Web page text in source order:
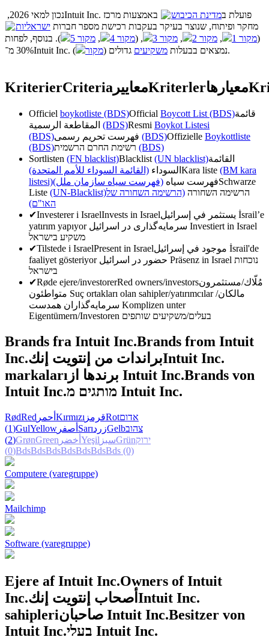
נכון למאי 2026, ‏Intuit Inc. פועלת במדינת הכיבוש
באמצעות מרכז
מחקר ופיתוח, שנוצר בעיקר בעקבות רכישת מספר חברות ישראליות
(מקור 1 , מקור 2 , מקור 3 , (מקור 4 , מקור 5
). בנוסף, לפחות
30% מ־Intuit Inc. נמצאים בבעלות משקיעים גדולים (מקור ).
KriterierCriteria معاييرKriterlerمعیارها
Officiel boykotliste (BDS)Official Boycott List (BDS)قائمة
(BDS)Resmi Boykot Listesi
(BDS)
(BDS)Offizielle Boykottliste
(BDS)
(BDS)
Sortlisten (FN blacklist)Blacklist (UN blacklist)القائمة
السوداء (القائمة السوداء للأمم المتحدة) Kara liste (BM kara
listesi)
فهرست سیاه (فهرست سیاه سازمان ملل)
Schwarze
Liste (UN-Blacklist) הרשימה השחורה (הרשימה השחורה של
האו"ם)
✔Investerer i IsraelInvests in Israel
İsrail’e
yatırım yapıyor
Investiert in Israel
משקיע בישראל
✔Tilstede i IsraelPresent in Israel
İsrail'de
faaliyet gösteriyor
Präsenz in Israel נוכחות
בישראל
✔Røde ejere/investorerRed owners/investorsمُلّاك/مستثمرون
Suç ortakları olan sahipler/yatırımcılarمالکان/
Komplizen unter
Eigentümern/Investoren בעלים/משקיעים שותפים
Brands fra Intuit Inc.Brands from Intuit
Inc.براندات من إنتويت إنكIntuit Inc.
markaları
برندها از Intuit Inc.Brands von
Intuit Inc.
מותגים מ Intuit Inc.
RødRed أحمر Kırmızı قرمزRotאדום
(1)GulYellow أصفر SarıزردGelbצהוב
(2)GrønGreen أخضر Yeşil سبزGrünירוק
(0)BdsBdsBdsBdsBdsBdsBds (0)
Computere (varegruppe)
Mailchimp
Software (varegruppe)
Ejere af Intuit Inc.Owners of Intuit
Inc.أصحاب إنتويت إنك Intuit Inc.
sahipleri
صاحبان Intuit Inc.Besitzer von
Intuit Inc.
בעלי Intuit Inc.